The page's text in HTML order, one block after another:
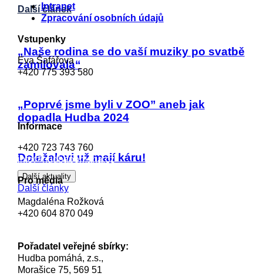
Další článek
„Naše rodina se do vaší muziky po svatbě
zamilovala“
„Poprvé jsme byli v ZOO” aneb jak
dopadla Hudba 2024
Doležalovi už mají káru!
Další aktuality
Další články
Intranet
Zpracování osobních údajů
Vstupenky
Eva Šafářova
+420 775 393 580
Informace
+420 723 743 760
info@hudbapomaha.cz
Pro média
Magdaléna Rožková
+420 604 870 049
Pořadatel veřejné sbírky:
Hudba pomáhá, z.s.,
Morašice 75, 569 51